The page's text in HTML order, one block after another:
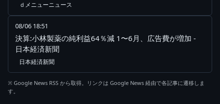
ｄメニューニュース
08/06 18:51
決算:小林製薬の純利益64％減 1〜6月、広告費が増加 -
日本経済新聞
日本経済新聞
※ Google News RSS から取得。リンクは Google News 経由で各記事に遷移しま
す。